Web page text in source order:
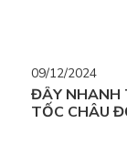
09/12/2024
ĐẨY NHANH
TỐC CHÂU